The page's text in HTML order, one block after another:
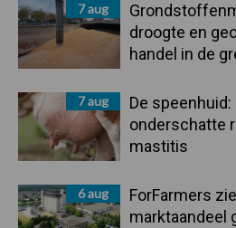
7 aug
droogte en
handel in de
7 aug
De speenhuid:
onderschatte
mastitis
6 aug
ForFarmers
marktaandeel